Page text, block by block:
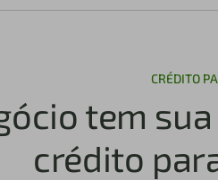
CRÉDITO
tem
crédito